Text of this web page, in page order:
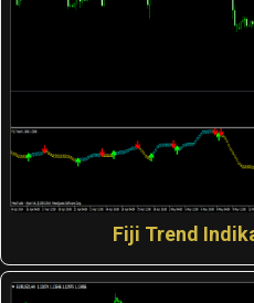
Fiji Trend